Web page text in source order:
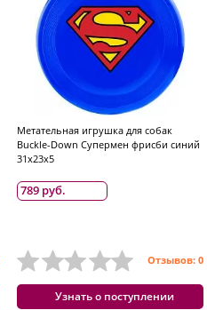
Метательная игрушка для собак
Buckle-Down Супермен фрисби синий
31x23x5
789 руб.
Отзывов: 0
Узнать о поступлении